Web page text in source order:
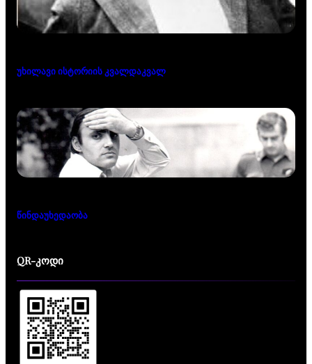
უხილავი ისტორიის კვალდაკვალ
წინდაუხედაობა
QR-კოდი